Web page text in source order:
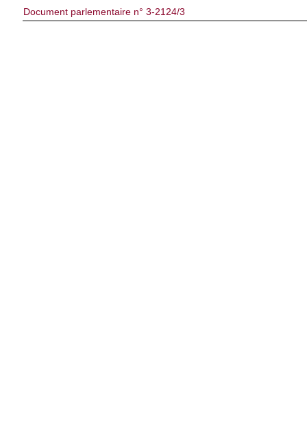
Document parlementaire n° 3-2124/3